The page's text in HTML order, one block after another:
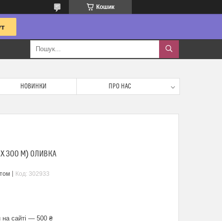
Кошик
НОВИНКИ ПРО НАС
300 М) ОЛИВКА
Код: 302933
на сайті — 500 ₴